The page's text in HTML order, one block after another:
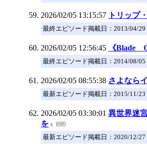
2026/02/05 13:15:57 トリップ
最終エピソード掲載日：2013/04/29
2026/02/05 12:56:45 《Blade
最終エピソード掲載日：2014/08/05
2026/02/05 08:55:38 さよなら
最新エピソード掲載日：2015/11/23
2026/02/05 03:30:01 異世界迷
を
最新エピソード掲載日：2020/12/27